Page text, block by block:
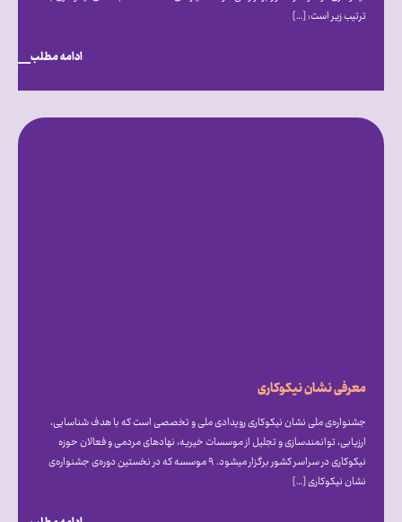
ترتیب زیر است: […]
ادامه مطلب
معرفی نشان نیکوکاری
جشنواره‌ی ملی نشان نیکوکاری رویدادی ملی و تخصصی است که با هدف شناسایی،
ارزیابی، توانمندسازی و تجلیل از موسسات خیریه، نهادهای مردمی و فعالان حوزه
نیکوکاری در سراسر کشور برگزار میشود. ۹ موسسه که در نخستین دوره‌ی جشنواره‌ی
نشان نیکوکاری […]